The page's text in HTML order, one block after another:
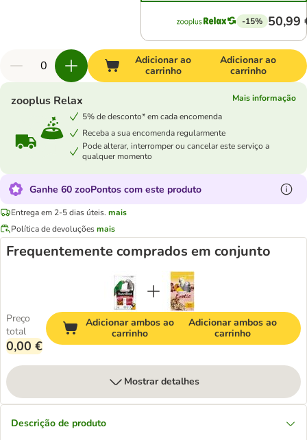
-15% 50,99
Adicionar ao
carrinho
Adicionar ao
carrinho
zooplus Relax
Mais informação
5% de desconto* em cada encomenda
Receba a sua encomenda regularmente
Pode alterar, interromper ou cancelar este serviço a
qualquer momento
Ganhe 60 zooPontos com este produto
Entrega em 2-5 dias úteis. mais
Política de devoluçõesmais
Frequentemente comprados em conjunto
Preço
total
0,00 €
Adicionar ambos ao
carrinho
Adicionar ambos ao
carrinho
Mostrar detalhes
Descrição de produto